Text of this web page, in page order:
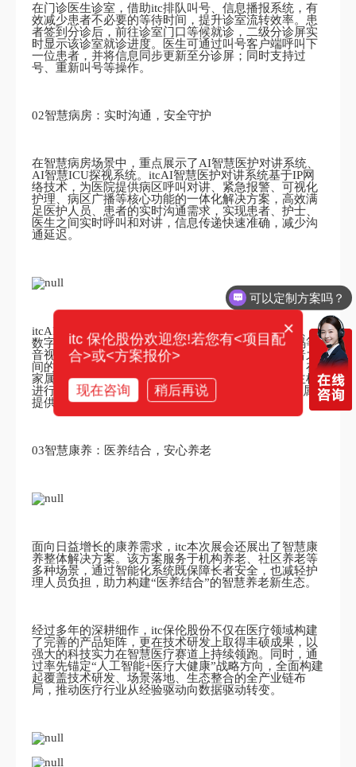
在门诊医生诊室，借助itc排队叫号、信息播报系统，有
效减少患者不必要的等待时间，提升诊室流转效率。患
者签到分诊后，前往诊室门口等候就诊，二级分诊屏实
时显示该诊室就诊进度。医生可通过叫号客户端呼叫下
一位患者，并将信息同步更新至分诊屏；同时支持过
号、重新叫号等操作。
02智慧病房：实时沟通，安全守护
在智慧病房场景中，重点展示了AI智慧医护对讲系统、
AI智慧ICU探视系统。itcAI智慧医护对讲系统基于IP网
络技术，为医院提供病区呼叫对讲、紧急报警、可视化
护理、病区广播等核心功能的一体化解决方案，高效满
足医护人员、患者的实时沟通需求，实现患者、护士、
医生之间实时呼叫和对讲，信息传递快速准确，减少沟
通延迟。
itcAI智慧ICU探视系统支持采用DSP自适应回音消除、
数字动态降噪、自动增益控制、双向高清视频编解码等
音视频处理技术，实现双向高清通话，让家属与患者之
间的沟通更自然、真实。系统还具备远程监护功能，在
家属和患者进行视频通话时，医护人员可通过医护主机
进行实时查看，确保ICU患者病情稳定并为患者及家属
提供及时的帮助。
03智慧康养：医养结合，安心养老
面向日益增长的康养需求，itc本次展会还展出了智慧康
养整体解决方案。该方案服务于机构养老、社区养老等
多种场景，通过智能化系统既保障长者安全，也减轻护
理人员负担，助力构建“医养结合”的智慧养老新生态。
经过多年的深耕细作，itc保伦股份不仅在医疗领域构建
了完善的产品矩阵，更在技术研发上取得丰硕成果，以
强大的科技实力在智慧医疗赛道上持续领跑。同时，通
过率先锚定“人工智能+医疗大健康”战略方向，全面构建
起覆盖技术研发、场景落地、生态整合的全产业链布
局，推动医疗行业从经验驱动向数据驱动转变。
可以定制方案吗？
你们电话多少？
×
itc 保伦股份欢迎您!若您有<项目配
合>或<方案报价>
现在咨询 稍后再说